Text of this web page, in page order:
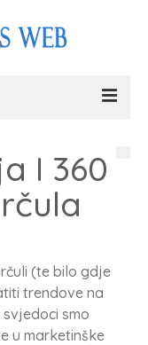
I 360
(te bilo gdje
trendove na
smo
u marketinške